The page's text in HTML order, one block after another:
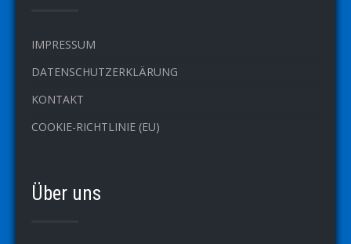
IMPRESSUM
DATENSCHUTZERKLÄRUNG
KONTAKT
COOKIE-RICHTLINIE (EU)
Über uns